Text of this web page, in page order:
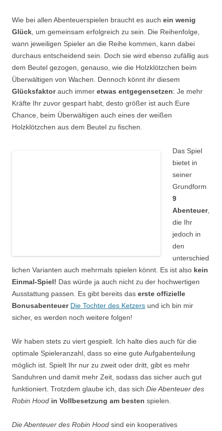
Wie bei allen Abenteuerspielen braucht es auch ein wenig
Glück, um gemeinsam erfolgreich zu sein. Die Reihenfolge,
wann jeweiligen Spieler an die Reihe kommen, kann dabei
durchaus entscheidend sein. Doch sie wird ebenso zufällig aus
dem Beutel gezogen, genauso, wie die Holzklötzchen beim
Überwältigen von Wachen. Dennoch könnt ihr diesem
Glücksfaktorauch immer etwas entgegensetzen: Je mehr
Kräfte Ihr zuvor gespart habt, desto größer ist auch Eure
Chance, beim Überwältigen auch eines der weißen
Holzklötzchen aus dem Beutel zu fischen.
Das Spiel
bietet in
seiner
Grundform
9
Abenteuer,
die Ihr
jedoch in
den
unterschied
lichen Varianten auch mehrmals spielen könnt. Es ist also kein
Einmal-Spiel! Das würde ja auch nicht zu der hochwertigen
Ausstattung passen. Es gibt bereits das erste offizielle
Bonusabenteuer Die Tochter des Ketzers und ich bin mir
sicher, es werden noch weitere folgen!
Wir haben stets zu viert gespielt. Ich halte dies auch für die
optimale Spieleranzahl, dass so eine gute Aufgabenteilung
möglich ist. Spielt Ihr nur zu zweit oder dritt, gibt es mehr
Sanduhren und damit mehr Zeit, sodass das sicher auch gut
funktioniert. Trotzdem glaube ich, das sich Die Abenteuer des
Robin Hood in Vollbesetzung am besten spielen.
Die Abenteuer des Robin Hood sind ein kooperatives